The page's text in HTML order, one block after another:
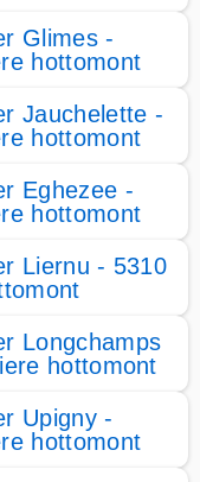
Glimes -
hottomont
Jauchelette -
hottomont
Eghezee -
hottomont
Liernu - 5310
Longchamps
hottomont
Upigny -
hottomont